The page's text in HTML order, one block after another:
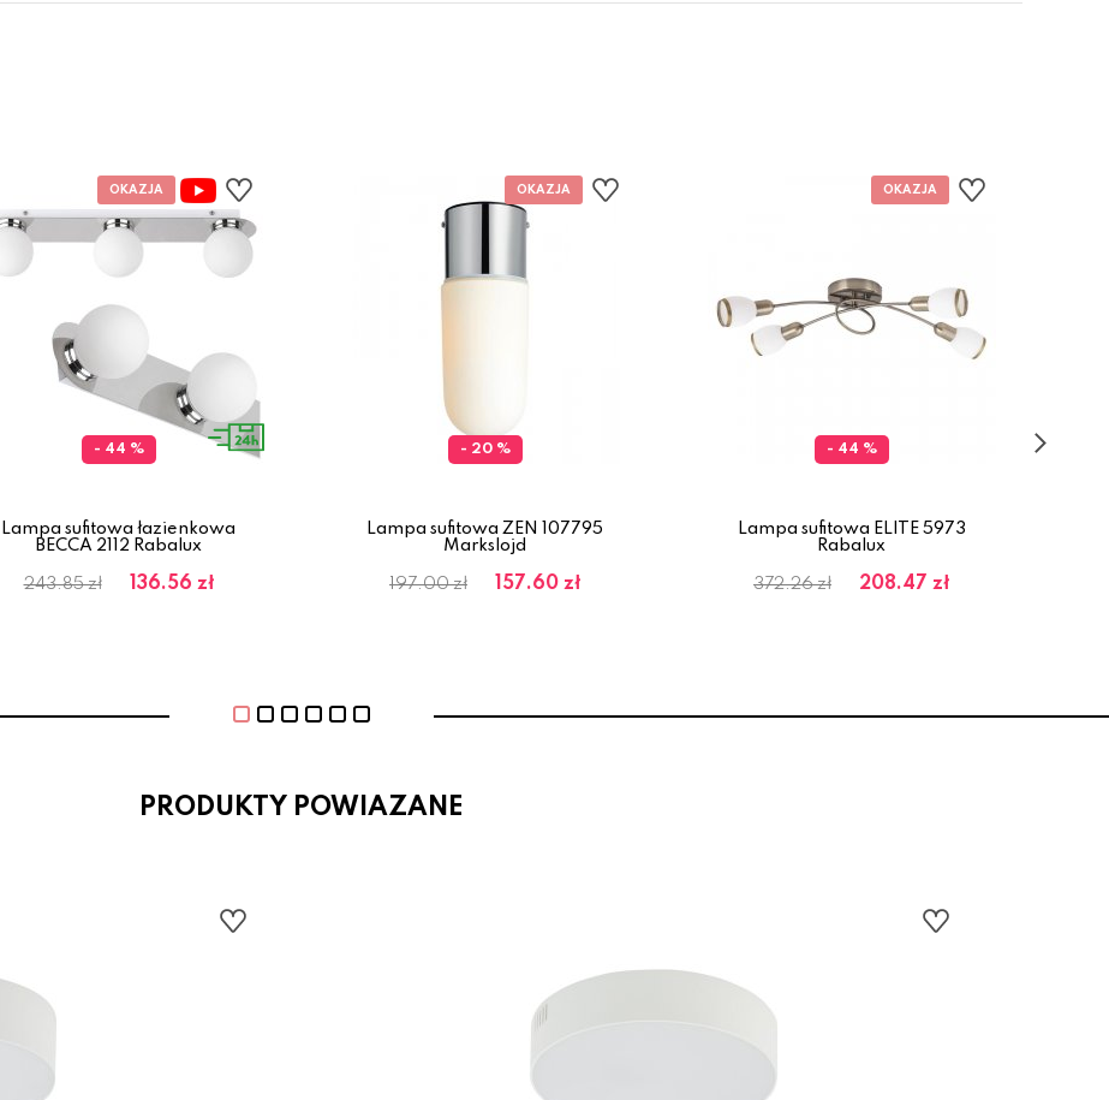
- 44 %
Lampa sufitowa łazienkowa
BECCA 2112 Rabalux
243.85 zł 136.56 zł
- 20 %
Lampa sufitowa ZEN 107795
Markslojd
197.00 zł 157.60 zł
- 44 %
Lampa sufitowa ELITE 5973
Rabalux
372.26 zł 208.47 zł
PRODUKTY POWIAZANE